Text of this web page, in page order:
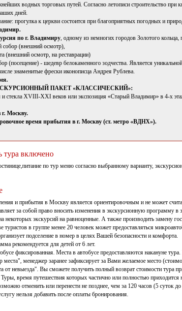
водных торговых путей. Согласно летописи строительство
дней.
прогулка к церкви состоится при благоприятных погодных и
по г. Владимиру, одному из немногих городов Золотого кольца,
собор (внешний осмотр),
(внешний осмотр, на реставрации)
(посещение) - шедевр белокаменного зодчества. Является
знаменитые фрески иконописца Андрея Рублева.
ПАКЕТ «КЛАССИЧЕСКИЙ»:
и стекла XVIII-XXI веков или экспозиция «Старый Владимир» в 4-х
Москву.
время прибытия в г. Москву (ст. метро «ВДНХ»).
тура включено
по тур меню согласно выбранному варианту,
и прибытия в Москву является ориентировочным и не может
за собой право вносить изменения в экскурсионную программу в
некоторых экскурсий на равноценные. А также производить замену
туристов в группе менее 20 человек может предоставляться
подселение в номер в целях Вашей безопасности и комфорта.
рекомендуется для детей от 6 лет.
фиксированная. Места в автобусе предоставляются накануне
менеджер заранее зафиксирует за Вами желаемое место
от невыезда". Вы сможете получить полный возврат стоимости тура
Туры, время путешествия которых частично или полностью
отменить или перенести не позднее, чем за 120 часов (5 суток
нельзя добавить после оплаты бронирования.